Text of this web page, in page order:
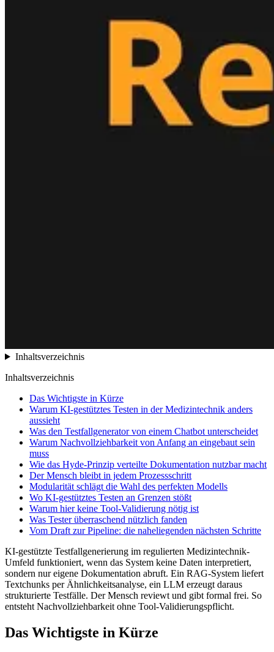
Inhaltsverzeichnis
Inhaltsverzeichnis
Das Wichtigste in Kürze
Warum KI-gestütztes Testen in der Medizintechnik anders
aussieht
Was den Testfallgenerator von einem Chatbot unterscheidet
Warum Nachvollziehbarkeit von Anfang an eingebaut sein
muss
Wie das Hyde-Prinzip verteilte Dokumentation nutzbar macht
Der Mensch bleibt in jedem Prozessschritt
Modularität schlägt die Wahl des perfekten Modells
Wo KI-gestütztes Testen an Grenzen stößt
Warum hier keine Tool-Validierung nötig ist
Was Tester überraschend nützlich fanden
Vom Draft zur Pipeline: die naheliegenden nächsten Schritte
KI-gestützte Testfallgenerierung im regulierten Medizintechnik-
Umfeld funktioniert, wenn das System keine Daten interpretiert,
sondern nur eigene Dokumentation abruft. Ein RAG-System liefert
Textchunks per Ähnlichkeitsanalyse, ein LLM erzeugt daraus
strukturierte Testfälle. Der Mensch reviewt und gibt formal frei. So
entsteht Nachvollziehbarkeit ohne Tool-Validierungspflicht.
Das Wichtigste in Kürze